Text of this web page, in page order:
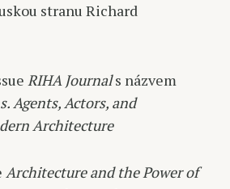
stranu Richard
RIHA Journals názvem
Agents, Actors, and
Architecture
Architecture and the Power of